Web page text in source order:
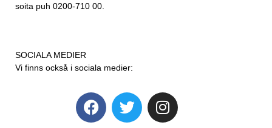
soita puh 0200-710 00.
SOCIALA MEDIER
Vi finns också i sociala medier: